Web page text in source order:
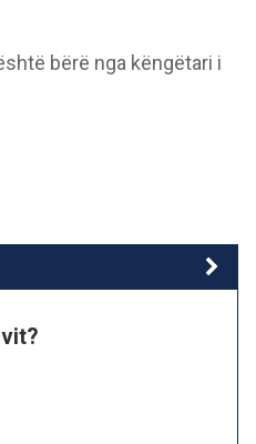
bërë nga këngëtari i